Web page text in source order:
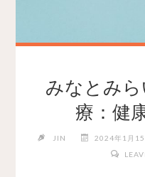
みなとみ
療：健
JIN 2024年1月15